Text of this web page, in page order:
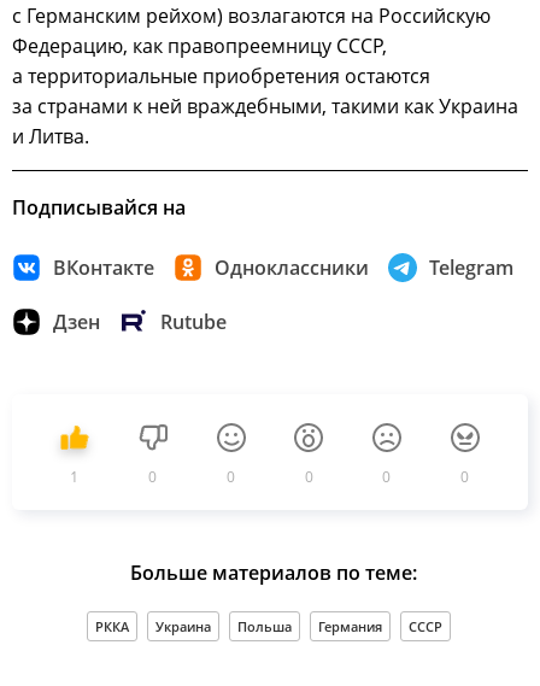
с Германским рейхом) возлагаются на Российскую
Федерацию, как правопреемницу СССР,
а территориальные приобретения остаются
за странами к ней враждебными, такими как Украина
и Литва.
Подписывайся на
ВКонтакте Одноклассники Telegram
Дзен Rutube
1 0 0 0 0 0
Больше материалов по теме:
РККА Украина Польша Германия СССР